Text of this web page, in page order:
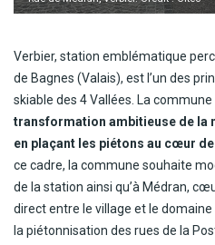
Verbier, station emblématique
de Bagnes (Valais), est l’un des
skiable des 4 Vallées. La
transformation ambitieuse de la
en plaçant les piétons au cœur
ce cadre, la commune souhaite
de la station ainsi qu’à Médran,
direct entre le village et le
la piétonnisation des rues de la